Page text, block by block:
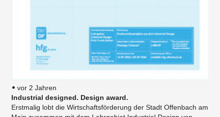
vor 2 Jahren
Industrial designed. Design award.
Erstmalig lobt die Wirtschaftsförderung der Stadt Offenbach am